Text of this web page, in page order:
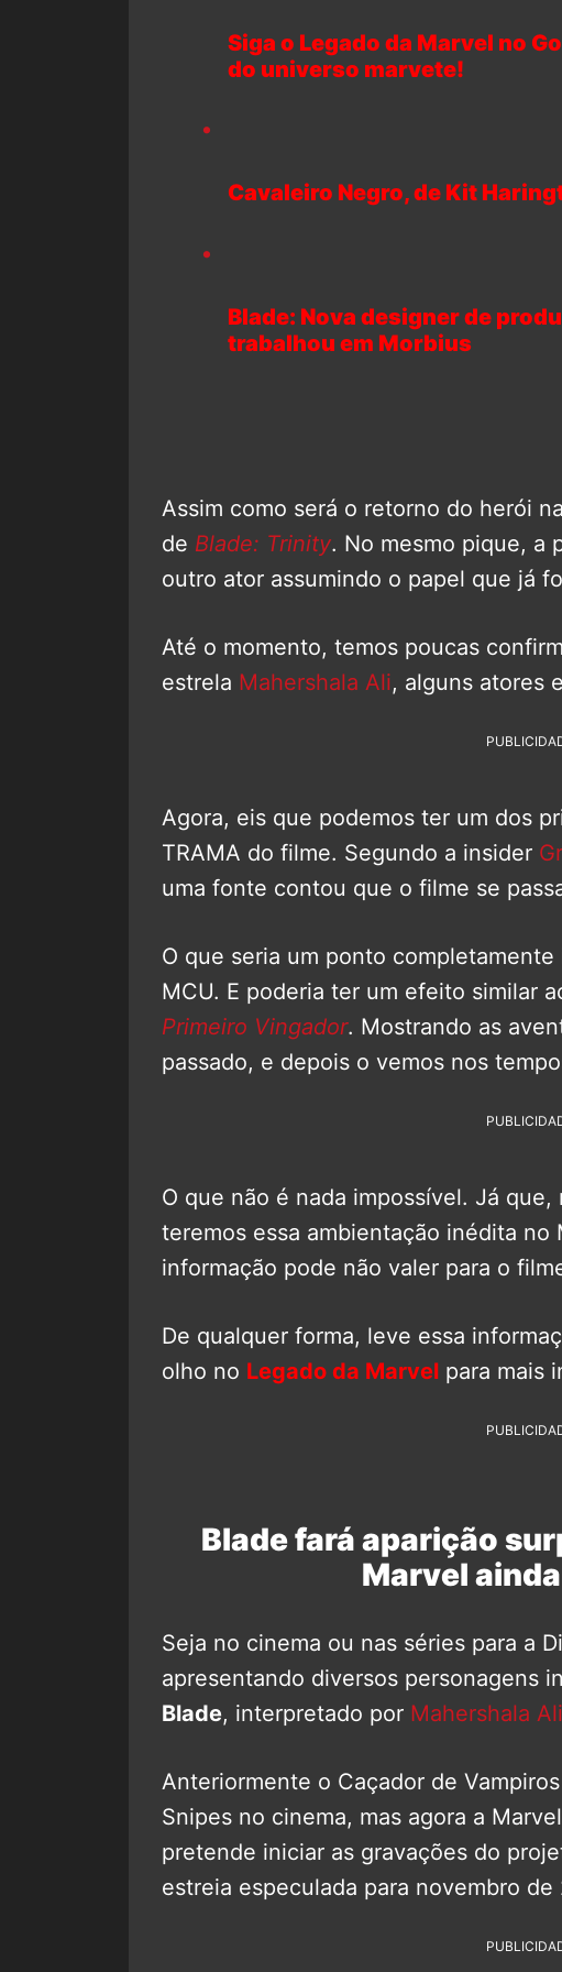
Siga o Legado da Marvel no
do universo marvete!
Cavaleiro Negro, de Kit
Blade: Nova designer de
trabalhou em Morbius
Assim como será o retorno do herói
de Blade: Trinity. No mesmo pique, a
outro ator assumindo o papel que já
Até o momento, temos poucas
estrela Mahershala Ali, alguns atores
Agora, eis que podemos ter um dos
TRAMA do filme. Segundo a insider
uma fonte contou que o filme se
O que seria um ponto
MCU. E poderia ter um efeito similar
Primeiro Vingador. Mostrando as
passado, e depois o vemos nos
O que não é nada impossível. Já
teremos essa ambientação inédita no
informação pode não valer para o
De qualquer forma, leve essa
olho no Legado da Marvel para mais
Blade fará aparição
Marvel
Seja no cinema ou nas séries para a
apresentando diversos personagens
Blade, interpretado por Mahershala Ali
Anteriormente o Caçador de
Snipes no cinema, mas agora a
pretende iniciar as gravações do
estreia especulada para novembro de